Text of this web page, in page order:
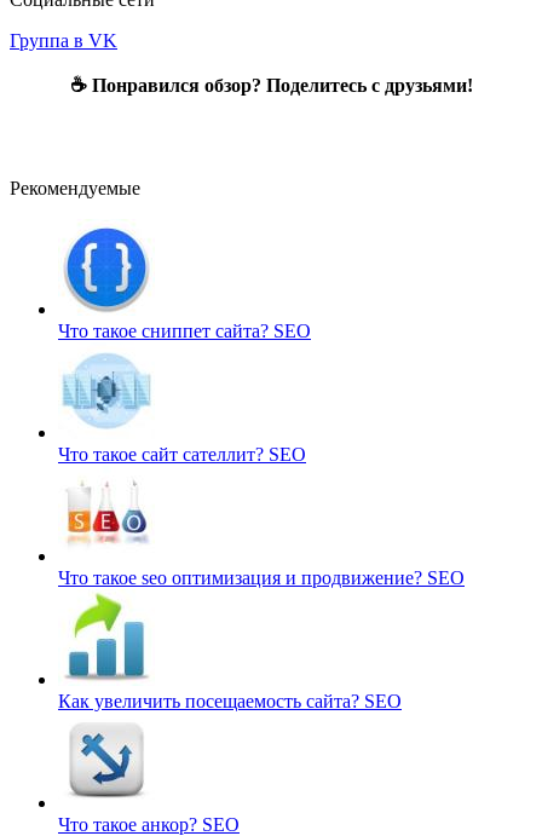
Группа в VK
☕ Понравился обзор? Поделитесь с друзьями!
Рекомендуемые
Что такое сниппет сайта? SEO
Что такое сайт сателлит? SEO
Что такое seo оптимизация и продвижение? SEO
Как увеличить посещаемость сайта? SEO
Что такое анкор? SEO